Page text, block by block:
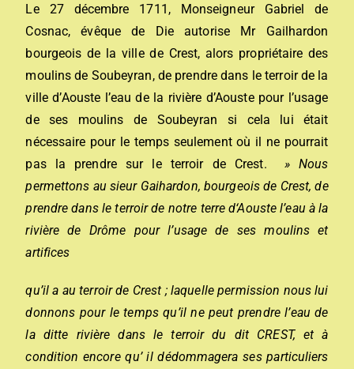
Le 27 décembre 1711, Monseigneur Gabriel de
Cosnac, évêque de Die autorise Mr Gailhardon
bourgeois de la ville de Crest, alors propriétaire des
moulins de Soubeyran, de prendre dans le terroir de la
ville d’Aouste l’eau de la rivière d’Aouste pour l’usage
de ses moulins de Soubeyran si cela lui était
nécessaire pour le temps seulement où il ne pourrait
pas la prendre sur le terroir de Crest.
»Nous
permettons au sieur Gaihardon,bourgeoisde Crest, de
prendre dans le terroirde notre terred‘Aouste l’eauà la
rivière de Drôme pour l’usage de ses moulins et
artifices
qu’il a au terroir de Crest ; laquelle permission nous lui
donnons pour le temps qu’il ne peut prendre l’eau de
la ditte rivière dans le terroir du dit CREST, et à
condition encore qu’ il dédommagera ses particuliers